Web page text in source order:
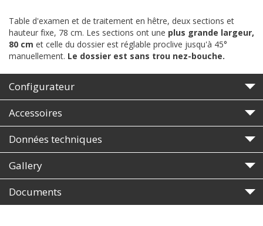
Table d'examen et de traitement en hêtre, deux sections et
hauteur fixe, 78 cm. Les sections ont une plus grande largeur,
80 cm et celle du dossier est réglable proclive jusqu'à 45°
manuellement. Le dossier est sans trou nez-bouche.
Configurateur
Accessoires
Données techniques
Gallery
Documents